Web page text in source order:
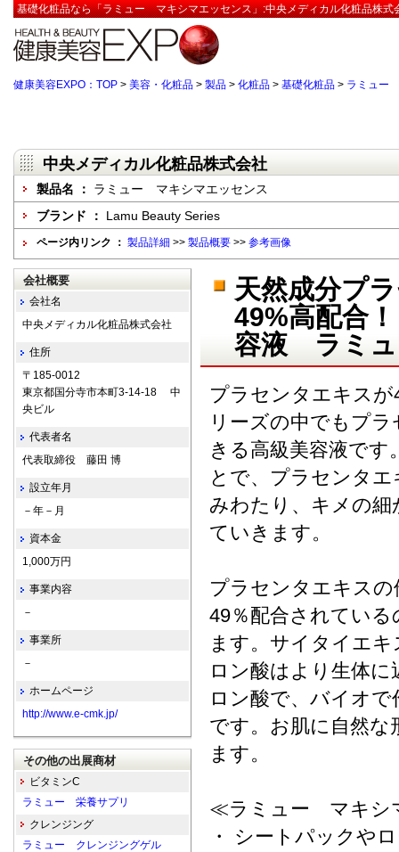
基礎化粧品なら「ラミュー マキシマエッセンス」:中央メディカル化粧品株式
健康美容EXPO：TOP > 美容・化粧品 > 製品 > 化粧品 > 基礎化粧品 > ラミュー
中央メディカル化粧品株式会社
製品名 ： ラミュー マキシマエッセンス
ブランド ： Lamu Beauty Series
ページ内リンク ： 製品詳細 >> 製品概要 >> 参考画像
天然成分プ
49%高配合
容液 ラミ
プラセンタエキス
リーズの中でもプ
きる高級美容液です
とで、プラセンタ
みわたり、キメの
ていきます。
プラセンタエキス
49％配合されてい
ます。サイタイエ
ロン酸はより生体
ロン酸で、バイオ
です。お肌に自然
ます。
≪ラミュー マキシ
・ シートパックや
会社概要
会社名
中央メディカル化粧品株式会社
住所
〒185-0012
東京都国分寺市本町3-14-18 中
央ビル
代表者名
代表取締役 藤田 博
設立年月
－年－月
資本金
1,000万円
事業内容
－
事業所
－
ホームページ
http://www.e-cmk.jp/
その他の出展商材
ビタミンC
ラミュー 栄養サプリ
クレンジング
ラミュー クレンジングゲル